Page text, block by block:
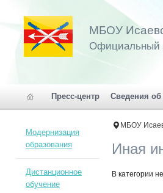
МБОУ
Официальный
Пресс-центр Сведения об
МБОУ
Иная
В категории
Модернизация
образования
Дистанционное
обучение